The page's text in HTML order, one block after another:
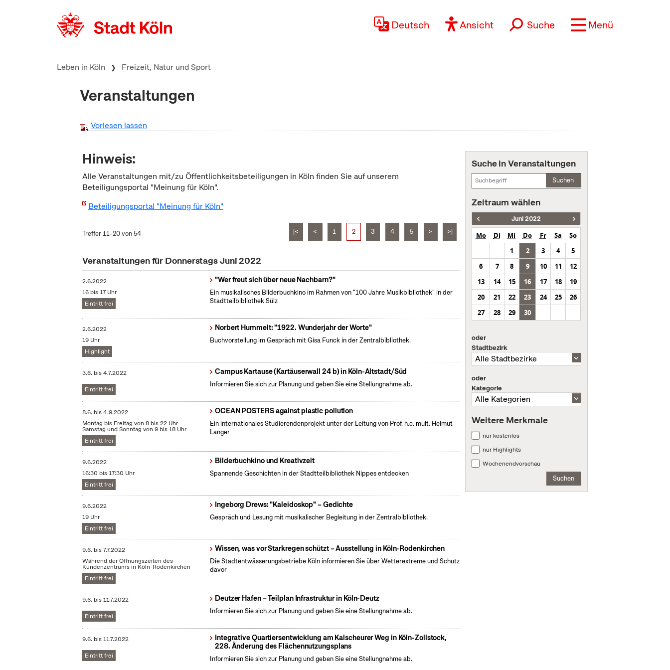
Deutsch Ansicht Suche Menü
Leben in Köln Freizeit, Natur und Sport
Veranstaltungen
Vorlesen lassen
Hinweis:
Alle Veranstaltungen mit/zu Öffentlichkeitsbeteiligungen in Köln finden Sie auf unserem
Beteiligungsportal "Meinung für Köln".
Beteiligungsportal "Meinung für Köln"
Treffer 11–20 von 54 |< < 1 2 3 4 5 > >|
Veranstaltungen für Donnerstags Juni 2022
2.6.2022
16 bis 17 Uhr
Eintritt frei
"Wer freut sich über neue Nachbarn?"
Ein musikalisches Bilderbuchkino im Rahmen von "100 Jahre Musikbibliothek" in der
Stadtteilbibliothek Sülz
2.6.2022
19 Uhr
Highlight
Norbert Hummelt: "1922. Wunderjahr der Worte"
Buchvorstellung im Gespräch mit Gisa Funck in der Zentralbibliothek.
3.6. bis4.7.2022
Eintritt frei
Campus Kartause (Kartäuserwall 24 b) in Köln-Altstadt/Süd
Informieren Sie sich zur Planung und geben Sie eine Stellungnahme ab.
8.6. bis4.9.2022
Montag bis Freitag von 8 bis 22 Uhr
Samstag und Sonntag von 9 bis 18 Uhr
Eintritt frei
OCEAN POSTERS against plastic pollution
Ein internationales Studierendenprojekt unter der Leitung von Prof. h.c. mult. Helmut
Langer
9.6.2022
16:30 bis 17:30 Uhr
Eintritt frei
Bilderbuchkino und Kreativzeit
Spannende Geschichten in der Stadtteilbibliothek Nippes entdecken
9.6.2022
19 Uhr
Eintritt frei
Ingeborg Drews: "Kaleidoskop" – Gedichte
Gespräch und Lesung mit musikalischer Begleitung in der Zentralbibliothek.
9.6. bis7.7.2022
Während der Öffnungszeiten des
Kundenzentrums in Köln-Rodenkirchen
Eintritt frei
Wissen, was vor Starkregen schützt – Ausstellung in Köln-Rodenkirchen
Die Stadtentwässerungsbetriebe Köln informieren Sie über Wetterextreme und Schutz
davor
9.6. bis11.7.2022
Eintritt frei
Deutzer Hafen – Teilplan Infrastruktur in Köln-Deutz
Informieren Sie sich zur Planung und geben Sie eine Stellungnahme ab.
9.6. bis11.7.2022
Eintritt frei
Integrative Quartiersentwicklung am Kalscheurer Weg in Köln-Zollstock,
228. Änderung des Flächennutzungsplans
Informieren Sie sich zur Planung und geben Sie eine Stellungnahme ab.
Suche in Veranstaltungen
Suchen
Zeitraum wählen
Juni 2022
Mo Di Mi Do Fr Sa
So
1
2 3 4
5
6
7 8 9 10 11
12
13
14 15 16 17 18
19
20
21 22 23 24 25
26
27
28 29 30
oder
Stadtbezirk
oder
Kategorie
Weitere Merkmale
nur kostenlos
nur Highlights
Wochenendvorschau
Suchen